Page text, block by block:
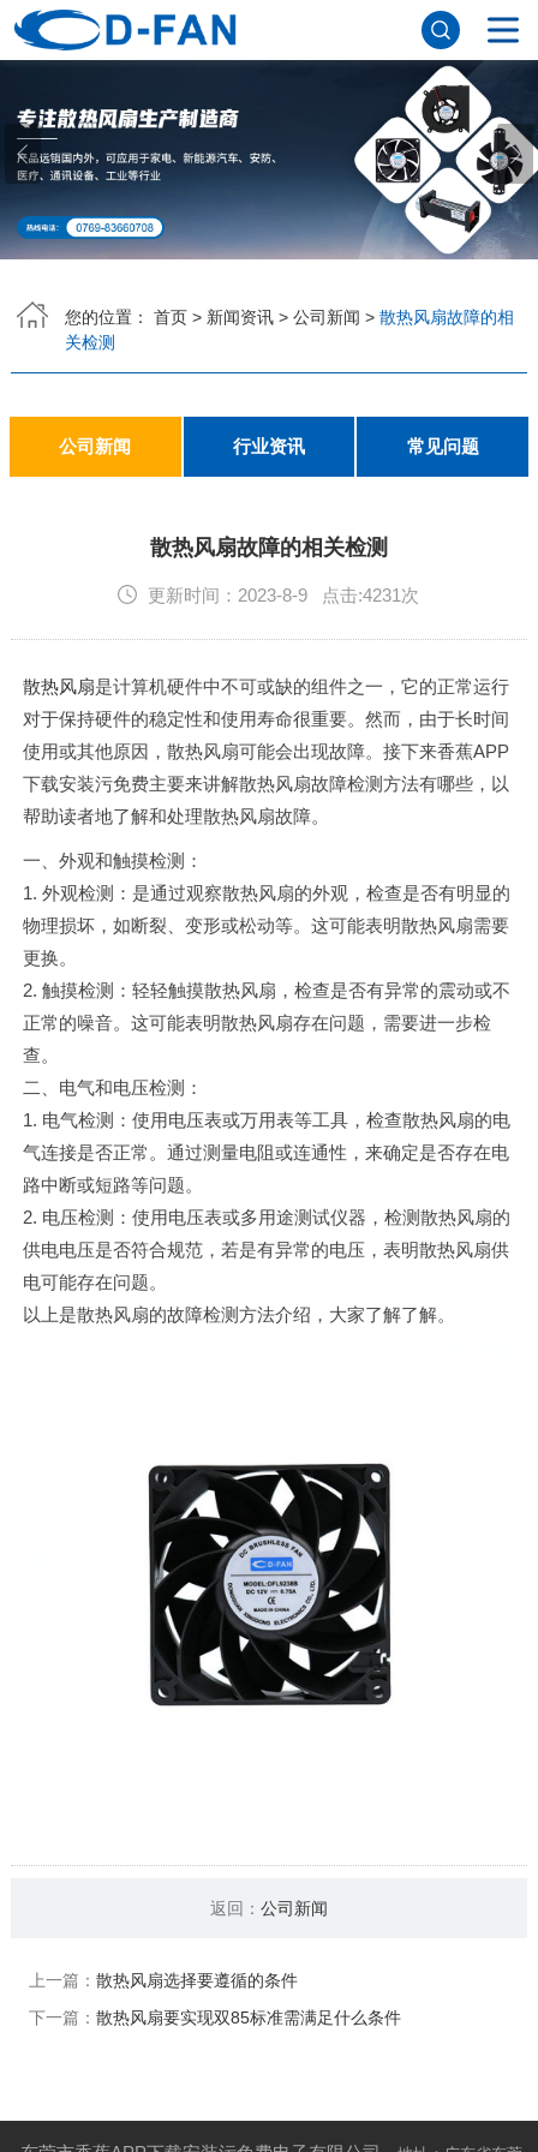
网站首页
关于香蕉APP下载安装污免费
公司简介
董事长寄语
发展历程
公司优势
企业文化
荣誉资质
企业风采
仪器设备
视频中心
产品中心
应用案例
工程案例
解决方案
公司新闻
行业资讯
常见问题
联系香蕉APP下载安装污免费
您的位置： 首页> 新闻资讯> 公司新闻 > 散热风扇故障的相
关检测
公司新闻 行业资讯 常见问题
散热风扇故障的相关检测
更新时间：2023-8-9 点击:4231次
散热风扇是计算机硬件中不可或缺的组件之一，它的正常运行
对于保持硬件的稳定性和使用寿命很重要。然而，由于长时间
使用或其他原因，散热风扇可能会出现故障。接下来香蕉APP
下载安装污免费主要来讲解散热风扇故障检测方法有哪些，以
帮助读者地了解和处理散热风扇故障。
一、外观和触摸检测：
1. 外观检测：是通过观察散热风扇的外观，检查是否有明显的
物理损坏，如断裂、变形或松动等。这可能表明散热风扇需要
更换。
2. 触摸检测：轻轻触摸散热风扇，检查是否有异常的震动或不
正常的噪音。这可能表明散热风扇存在问题，需要进一步检
查。
二、电气和电压检测：
1. 电气检测：使用电压表或万用表等工具，检查散热风扇的电
气连接是否正常。通过测量电阻或连通性，来确定是否存在电
路中断或短路等问题。
2. 电压检测：使用电压表或多用途测试仪器，检测散热风扇的
供电电压是否符合规范，若是有异常的电压，表明散热风扇供
电可能存在问题。
以上是散热风扇的故障检测方法介绍，大家了解了解。
返回： 公司新闻
上一篇： 散热风扇选择要遵循的条件
下一篇： 散热风扇要实现双85标准需满足什么条件